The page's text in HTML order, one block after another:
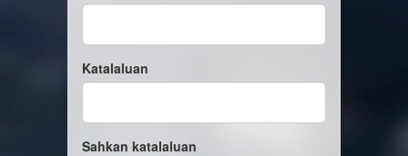
Katalaluan
Sahkan katalaluan